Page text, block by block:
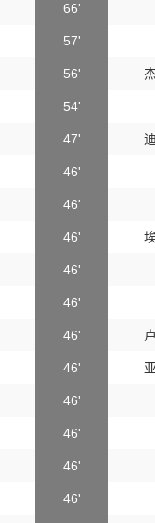
66'
57'
56'
54'
47'
46'
46'
46'
46'
46'
46'
46'
46'
46'
46'
46'